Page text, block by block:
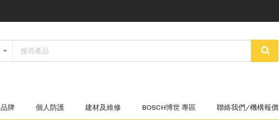
品牌 個人防護 建材及維修 BOSCH博世 專區 聯絡我們/機構報價